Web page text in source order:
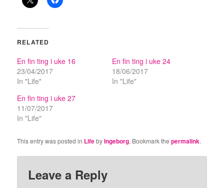
RELATED
En fin ting i uke 16
23/04/2017
In "Life"
En fin ting i uke 24
18/06/2017
In "Life"
En fin ting i uke 27
11/07/2017
In "Life"
This entry was posted in LifebyIngeborg. Bookmark thepermalink.
Leave a Reply